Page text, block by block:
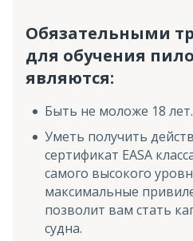
Обязательными
для обучения
являются:
Быть не моложе 18 лет.
Уметь получить
сертификат EASA
самого высокого
максимальные
позволит вам стать
судна.